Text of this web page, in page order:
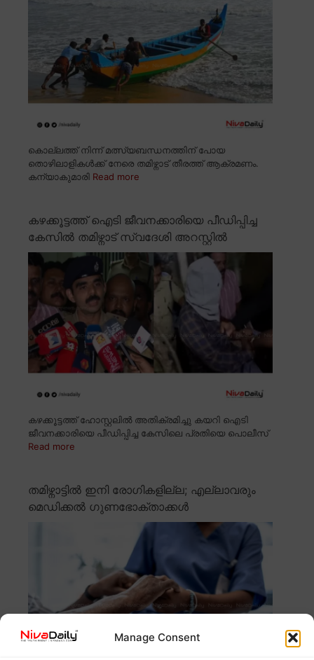
Manage Consent
കൊല്ലത്ത് നിന്ന് മത്സ്യബന്ധനത്തിന് പോയ
തൊഴിലാളികൾക്ക് നേരെ തമിഴ്നാട് തീരത്ത് ആക്രമണം.
കന്യാകുമാരി Read more
കഴക്കൂട്ടത്ത് ഐടി ജീവനക്കാരിയെ പീഡിപ്പിച്ച
കേസിൽ തമിഴ്നാട് സ്വദേശി അറസ്റ്റിൽ
കഴക്കൂട്ടത്ത് ഹോസ്റ്റലിൽ അതിക്രമിച്ചു കയറി ഐടി
ജീവനക്കാരിയെ പീഡിപ്പിച്ച കേസിലെ പ്രതിയെ പൊലീസ്
Read more
തമിഴ്നാട്ടിൽ ഇനി രോഗികളില്ല; എല്ലാവരും
മെഡിക്കൽ ഗുണഭോക്താക്കൾ